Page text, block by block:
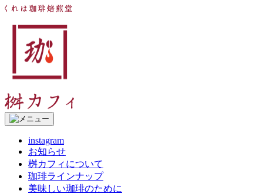
コ
へ
キ
ッ
プ
堂
instagram
お知らせ
桝カフィについて
珈琲ラインナップ
美味しい珈琲のために